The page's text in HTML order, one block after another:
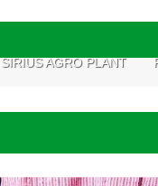
SIRIUS AGRO PLANT